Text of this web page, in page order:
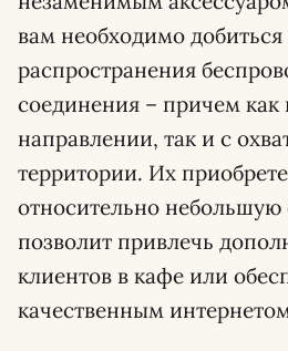
вам необходимо
распространения
соединения – причем как
направлении, так и с
территории. Их
относительно небольшую
позволит привлечь
клиентов в кафе или
качественным